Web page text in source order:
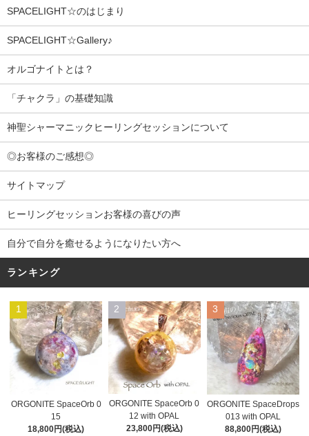
SPACELIGHT☆のはじまり
SPACELIGHT☆Gallery♪
オルゴナイトとは？
「チャクラ」の基礎知識
神聖シャーマニックヒーリングセッションについて
◎お客様のご感想◎
サイトマップ
ヒーリングセッションお客様の喜びの声
自分で自分を癒せるようになりたい方へ
ランキング
1
ORGONITE SpaceOrb 0
15
18,800円(税込)
2
ORGONITE SpaceOrb 0
12 with OPAL
23,800円(税込)
3
ORGONITE SpaceDrops
013 with OPAL
88,800円(税込)